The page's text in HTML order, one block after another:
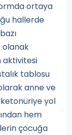
ortaya
hallerde
olanak
aktivitesi
tablosu
anne ve
yol
hem
çocuğa